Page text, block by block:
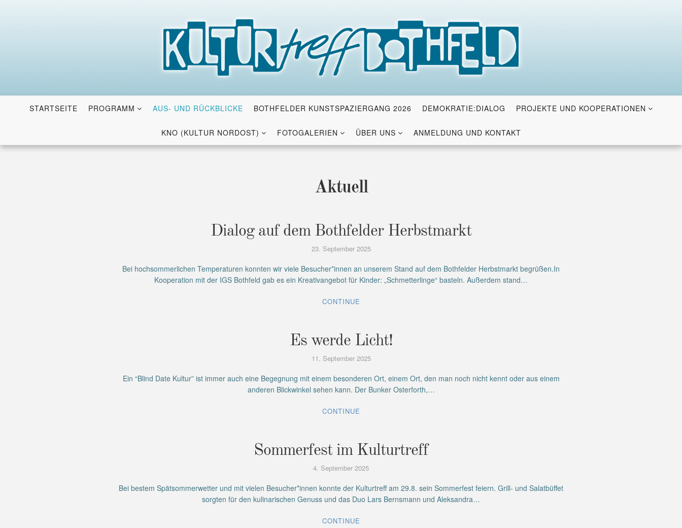
STARTSEITE PROGRAMM AUS- UND RÜCKBLICKE BOTHFELDER KUNSTSPAZIERGANG 2026 DEMOKRATIE:DIALOG PROJEKTE UND KOOPERATIONEN
KNO (KULTUR NORDOST) FOTOGALERIEN ÜBER UNS ANMELDUNG UND KONTAKT
Aktuell
Dialog auf dem Bothfelder Herbstmarkt
23. September 2025
Bei hochsommerlichen Temperaturen konnten wir viele Besucher*innen an unserem Stand auf dem Bothfelder Herbstmarkt begrüßen.In
Kooperation mit der IGS Bothfeld gab es ein Kreativangebot für Kinder: „Schmetterlinge“ basteln. Außerdem stand…
CONTINUE
Es werde Licht!
11. September 2025
Ein “Blind Date Kultur” ist immer auch eine Begegnung mit einem besonderen Ort, einem Ort, den man noch nicht kennt oder aus einem
anderen Blickwinkel sehen kann. Der Bunker Osterforth,…
CONTINUE
Sommerfest im Kulturtreff
4. September 2025
Bei bestem Spätsommerwetter und mit vielen Besucher*innen konnte der Kulturtreff am 29.8. sein Sommerfest feiern. Grill- und Salatbüffet
sorgten für den kulinarischen Genuss und das Duo Lars Bernsmann und Aleksandra…
CONTINUE